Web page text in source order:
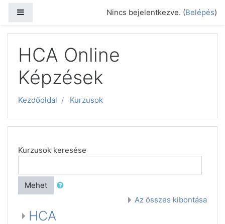
Nincs bejelentkezve. (Belépés)
HCA Online
Képzések
Kezdőoldal Kurzusok
Kurzusok keresése
Mehet
Az összes kibontása
HCA